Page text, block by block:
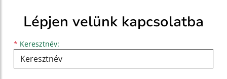
Lépjen velünk kapcsolatba
* Keresztnév:
Keresztnév
Vezetéknév
E-mail cím